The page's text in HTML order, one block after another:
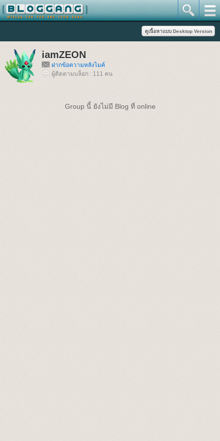
iamZEON
ฝากข้อความหลังไมค์
ผู้ติดตามบล็อก : 111 คน
Group นี้ ยังไม่มี Blog ที่ online